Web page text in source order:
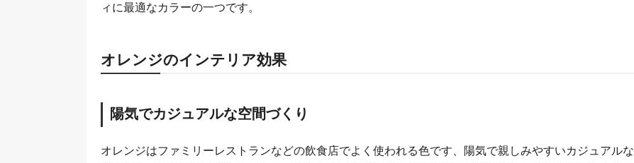
ィに最適なカラーの一つです。
オレンジのインテリア効果
陽気でカジュアルな空間づくり
オレンジはファミリーレストランなどの飲食店でよく使われる色です、陽気で親しみやすいカジュアルな